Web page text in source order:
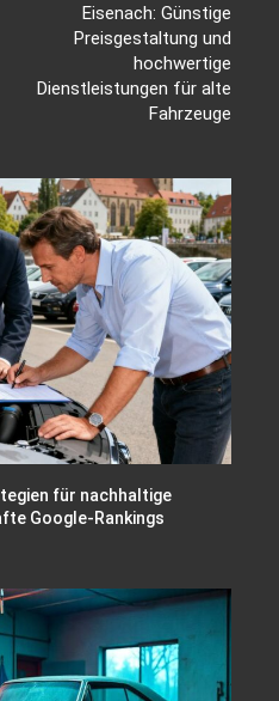
Eisenach: Günstige
Preisgestaltung und
hochwertige
Dienstleistungen für alte
Fahrzeuge
für nachhaltige
Google-Rankings